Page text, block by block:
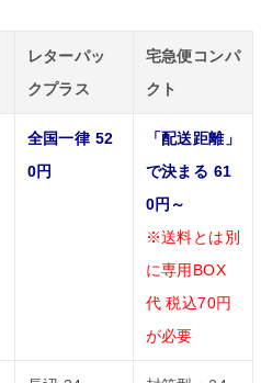
レターパッ
クプラス
宅急便コンパ
クト
全国一律 52
0円
「配送距離」
で決まる 61
0円～
※送料とは別
に専用BOX
代 税込70円
が必要